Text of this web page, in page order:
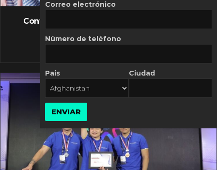
FLASH NEWS
Controversia de Mercado Libre por costos
10 MARZO, 2026
Correo electrónico
Número de teléfono
Pais Ciudad
ENVIAR